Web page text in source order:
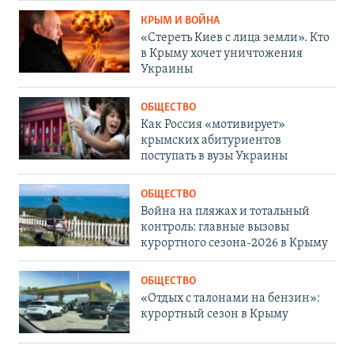
КРЫМ И ВОЙНА
«Стереть Киев с лица земли». Кто
в Крыму хочет уничтожения
Украины
ОБЩЕСТВО
Как Россия «мотивирует»
крымских абитуриентов
поступать в вузы Украины
ОБЩЕСТВО
Война на пляжах и тотальный
контроль: главные вызовы
курортного сезона-2026 в Крыму
ОБЩЕСТВО
«Отдых с талонами на бензин»:
курортный сезон в Крыму